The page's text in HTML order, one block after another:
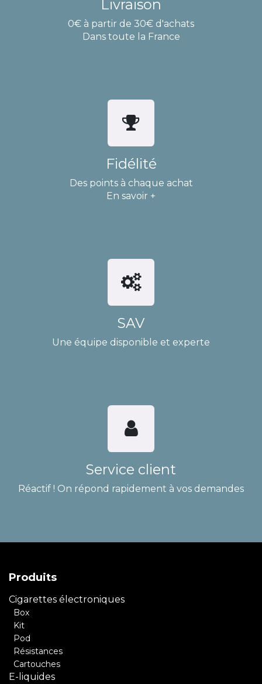
Livraison
0€ à partir de 30€ d'achats
Dans toute la France
Fidélité
Des points à chaque achat
En savoir +
SAV
Une équipe disponible et experte
Service client
Réactif ! On répond rapidement à vos demandes
Produits
Cigarettes électroniques
Box
Kit
Pod
Résistances
Cartouches
E-liquides